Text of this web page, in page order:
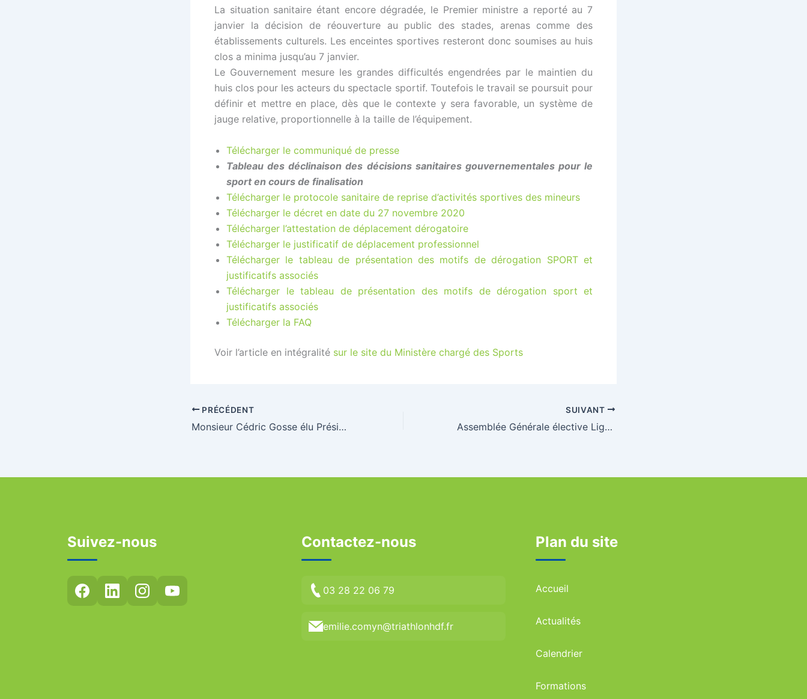
La situation sanitaire étant encore dégradée, le Premier ministre a reporté au 7
janvier la décision de réouverture au public des stades, arenas comme des
établissements culturels. Les enceintes sportives resteront donc soumises au huis
clos a minima jusqu’au 7 janvier.
Le Gouvernement mesure les grandes difficultés engendrées par le maintien du
huis clos pour les acteurs du spectacle sportif. Toutefois le travail se poursuit pour
définir et mettre en place, dès que le contexte y sera favorable, un système de
jauge relative, proportionnelle à la taille de l’équipement.
Télécharger le communiqué de presse
Tableau des déclinaison des décisions sanitaires gouvernementales pour le
sport en cours de finalisation
Télécharger le protocole sanitaire de reprise d’activités sportives des mineurs
Télécharger le décret en date du 27 novembre 2020
Télécharger l’attestation de déplacement dérogatoire
Télécharger le justificatif de déplacement professionnel
Télécharger le tableau de présentation des motifs de dérogation SPORT et
justificatifs associés
Télécharger le tableau de présentation des motifs de dérogation sport et
justificatifs associés
Télécharger la FAQ
Voir l’article en intégralité sur le site du Ministère chargé des Sports
PRÉCÉDENT
Monsieur Cédric Gosse élu Président de la Fédération Française de Triathlon pour l’Olympiade 2021-2024
SUIVANT
Assemblée Générale élective Ligue Hauts-de-France de Triathlon
Suivez-nous Contactez-nous
03 28 22 06 79
emilie.comyn@triathlonhdf.fr
Plan du site
Accueil
Actualités
Calendrier
Formations